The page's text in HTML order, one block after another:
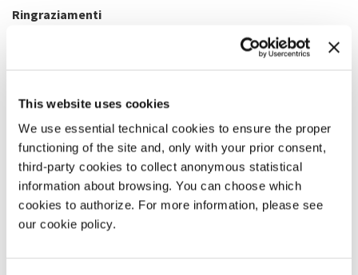
This website uses cookies
We use essential technical cookies to ensure the proper
functioning of the site and, only with your prior consent,
third-party cookies to collect anonymous statistical
information about browsing. You can choose which
cookies to authorize. For more information, please see
our cookie policy.
Ringraziamenti
Academy of Fine Arts Vienna
ALBUM